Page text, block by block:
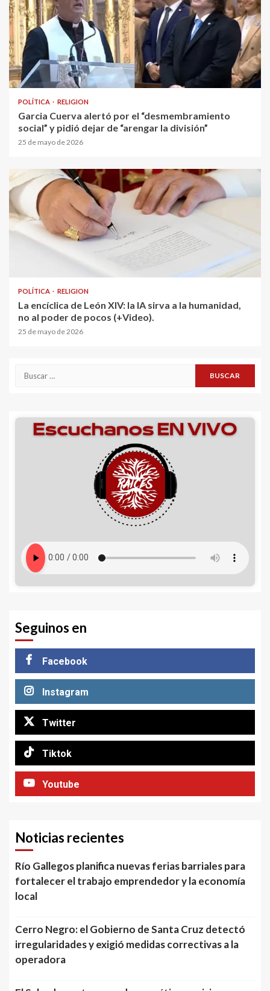
POLÍTICA RELIGION
Garcia Cuerva alertó por el “desmembramiento
social” y pidió dejar de “arengar la división”
25 de mayo de 2026
POLÍTICA RELIGION
La encíclica de León XIV: la IA sirva a la humanidad,
no al poder de pocos (+Video).
25 de mayo de 2026
Buscar:
Seguinos en
Facebook
Instagram
Twitter
Tiktok
Youtube
Noticias recientes
Río Gallegos planifica nuevas ferias barriales para
fortalecer el trabajo emprendedor y la economía
local
Cerro Negro: el Gobierno de Santa Cruz detectó
irregularidades y exigió medidas correctivas a la
operadora